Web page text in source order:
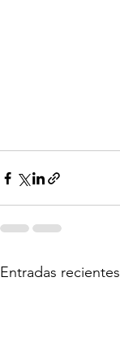
Entradas recientes